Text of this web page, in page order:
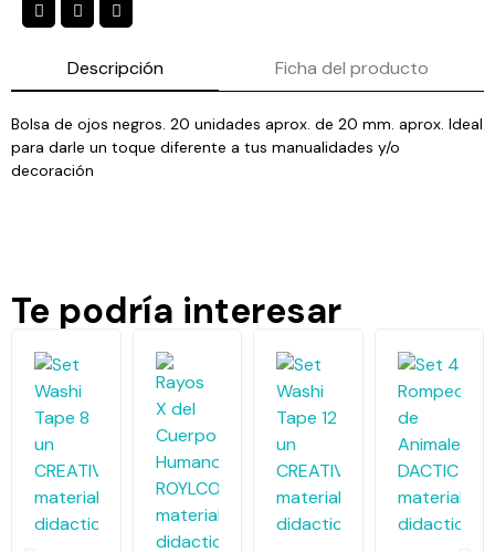
Descripción Ficha del producto
Bolsa de ojos negros. 20 unidades aprox. de 20 mm. aprox. Ideal
para darle un toque diferente a tus manualidades y/o
decoración
Te podría interesar